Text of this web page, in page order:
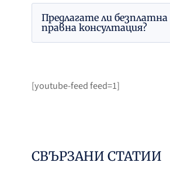
Предлагате ли безплатна
правна консултация?
[youtube-feed feed=1]
СВЪРЗАНИ СТАТИИ